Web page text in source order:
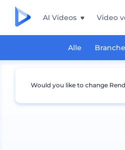
AI Videos Video
Alle Branche
Would you like to change